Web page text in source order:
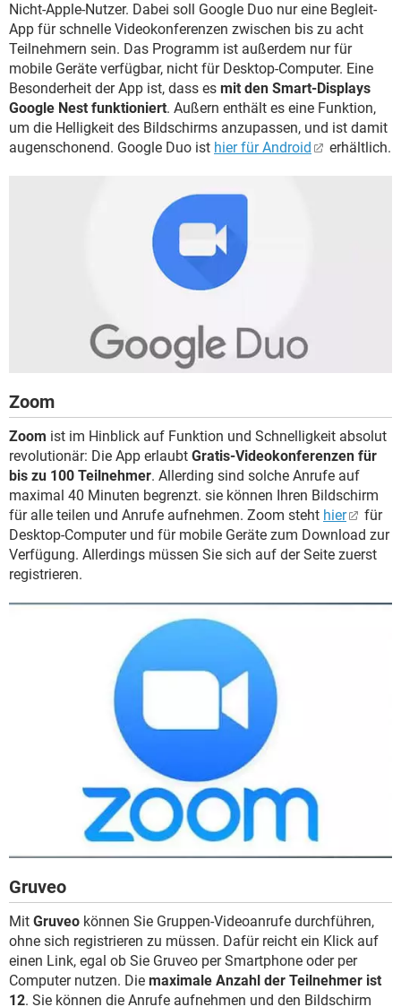
Nicht-Apple-Nutzer. Dabei soll Google Duo nur eine Begleit-
App für schnelle Videokonferenzen zwischen bis zu acht
Teilnehmern sein. Das Programm ist außerdem nur für
mobile Geräte verfügbar, nicht für Desktop-Computer. Eine
Besonderheit der App ist, dass es mit den Smart-Displays
Google Nest funktioniert. Außern enthält es eine Funktion,
um die Helligkeit des Bildschirms anzupassen, und ist damit
augenschonend. Google Duo ist hier für Android erhältlich.
Zoom
Zoom ist im Hinblick auf Funktion und Schnelligkeit absolut
revolutionär: Die App erlaubt Gratis-Videokonferenzen für
bis zu 100 Teilnehmer. Allerding sind solche Anrufe auf
maximal 40 Minuten begrenzt. sie können Ihren Bildschirm
für alle teilen und Anrufe aufnehmen. Zoom steht hier
für
Desktop-Computer und für mobile Geräte zum Download zur
Verfügung. Allerdings müssen Sie sich auf der Seite zuerst
registrieren.
Gruveo
Mit Gruveo können Sie Gruppen-Videoanrufe durchführen,
ohne sich registrieren zu müssen. Dafür reicht ein Klick auf
einen Link, egal ob Sie Gruveo per Smartphone oder per
Computer nutzen. Die maximale Anzahl der Teilnehmer ist
12. Sie können die Anrufe aufnehmen und den Bildschirm